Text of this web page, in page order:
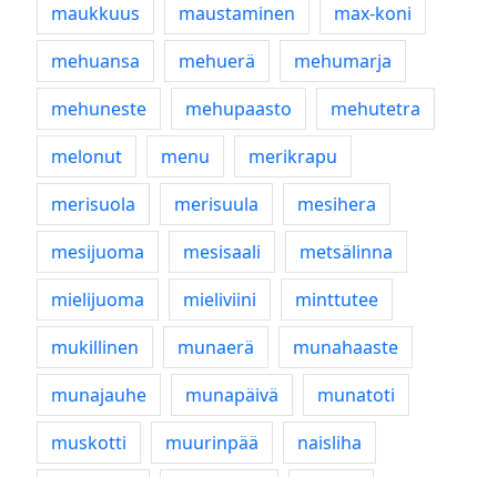
maukkuus
maustaminen
max-koni
mehuansa
mehuerä
mehumarja
mehuneste
mehupaasto
mehutetra
melonut
menu
merikrapu
merisuola
merisuula
mesihera
mesijuoma
mesisaali
metsälinna
mielijuoma
mieliviini
minttutee
mukillinen
munaerä
munahaaste
munajauhe
munapäivä
munatoti
muskotti
muurinpää
naisliha